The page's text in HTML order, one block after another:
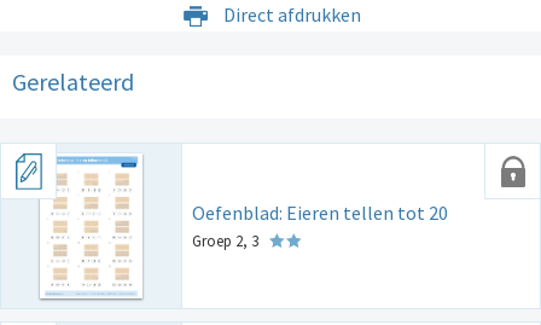
Direct afdrukken
Gerelateerd
Oefenblad: Eieren tellen tot 20
Groep 2, 3